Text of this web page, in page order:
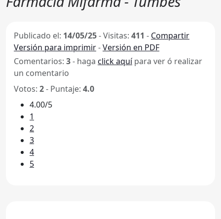
Publicado el: 14/05/25-Visitas: 411 - Compartir
Versión para imprimir-Versión en PDF
Comentarios: 3- haga click aquípara ver ó realizar
un comentario
Votos: 2- Puntaje: 4.0
4.00/5
1
2
3
4
5